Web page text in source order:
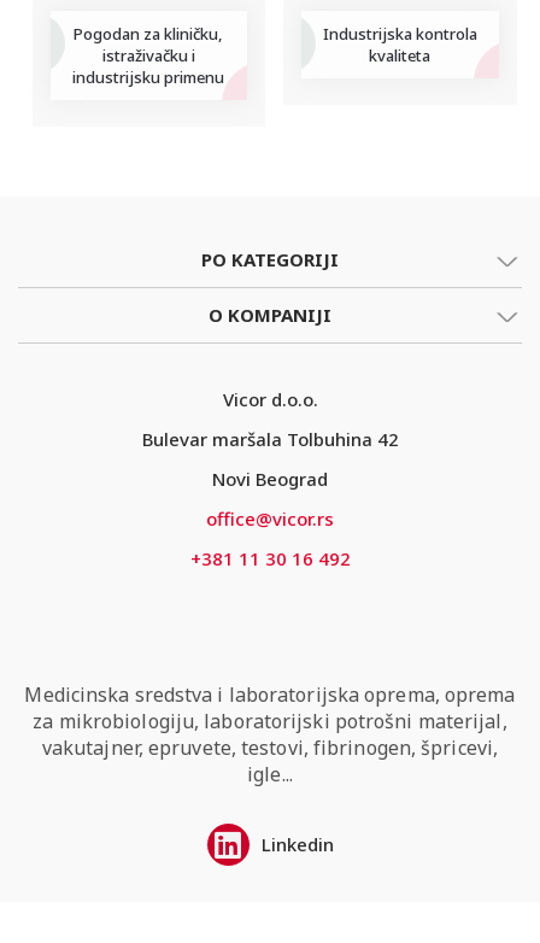
Pogodan za kliničku,
istraživačku i
industrijsku primenu
Industrijska kontrola
kvaliteta
PO KATEGORIJI
O KOMPANIJI
Vicor d.o.o.
Bulevar maršala Tolbuhina 42
Novi Beograd
office@vicor.rs
+381 11 30 16 492
Medicinska sredstva i laboratorijska oprema, oprema
za mikrobiologiju, laboratorijski potrošni materijal,
vakutajner, epruvete, testovi, fibrinogen, špricevi,
igle...
Linkedin